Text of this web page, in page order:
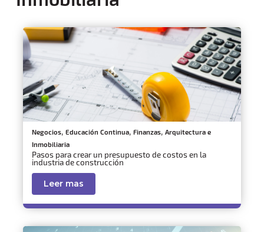
Negocios, Educación Continua, Finanzas, Arquitectura e
Inmobiliaria
Pasos para crear un presupuesto de costos en la
industria de construcción
Leer mas